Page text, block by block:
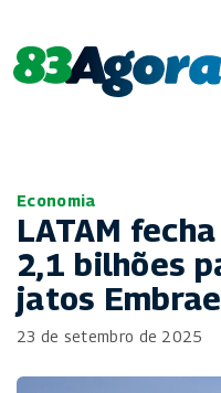
Economia
LATAM
2,1 bilhões
jatos
23 de setembro de 2025